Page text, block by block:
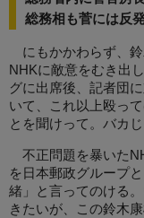
総務相も菅には反
にもかかわらず、鈴
NHKに敵意をむき出
グに出席後、記者団
いて、これ以上殴っ
とを聞けって。バカ
不正問題を暴いた
を日本郵政グループ
緒」と言ってのける
きたいが、この鈴木